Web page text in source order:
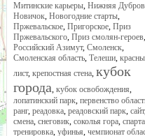
Митинские карьеры, Нижняя
Новичок, Новогодние старты,
Пржевальское, Пригорское, Приз
Пржевальского, Приз смолян-героев,
Российский Азимут, Смоленск,
Смоленская область, Телеши,
лист, крепостная стена, кубок
города, кубок освобождения,
лопатинский парк, первенство
ранг, реадовка, реадовский парк, сайт
смена, снеговик, соколья гора,
тренировка, уфинья, чемпионат